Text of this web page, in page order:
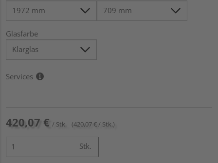
Glasfarbe
Services
420,07 € / Stk. (420,07 € / Stk.)
Stk.